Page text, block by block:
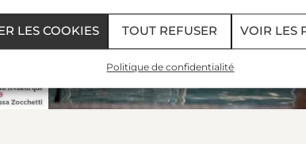
LES COOKIES TOUT REFUSER VOIR LES
Politique de confidentialité